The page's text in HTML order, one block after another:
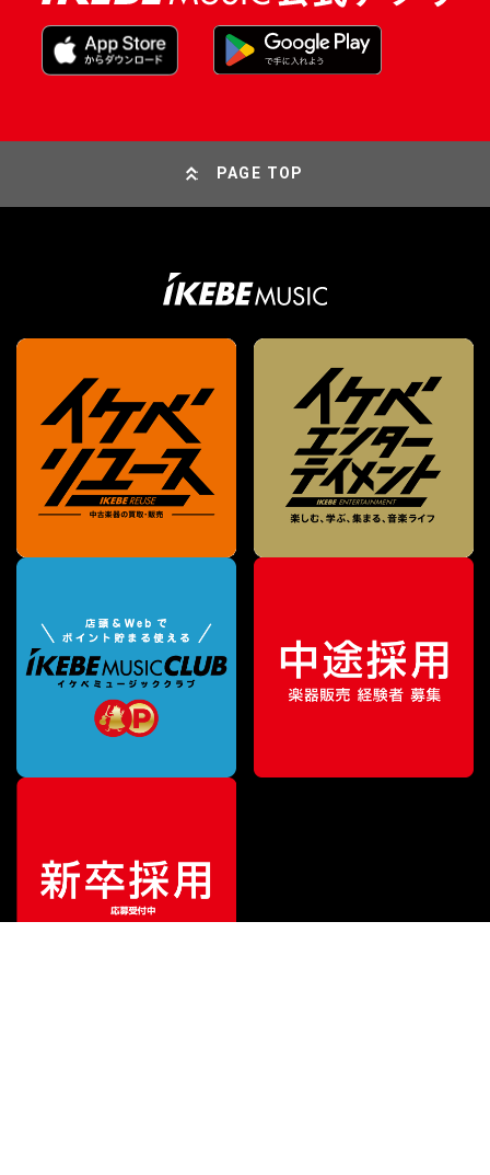
販売価格¥6,800（税込）
PAGE TOP